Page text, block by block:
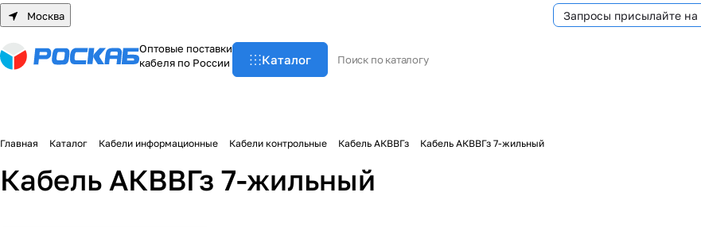
Москва Запросы присылайте на
Оптовые поставки
кабеля по России
Каталог
Главная Каталог Кабели информационные Кабели контрольные Кабель АКВВГз Кабель АКВВГз 7-жильный
Кабель АКВВГз 7-жильный